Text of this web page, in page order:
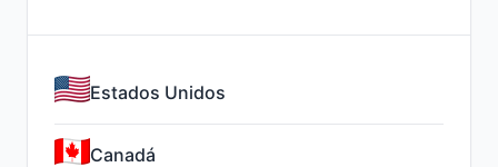
Estados Unidos
Canadá